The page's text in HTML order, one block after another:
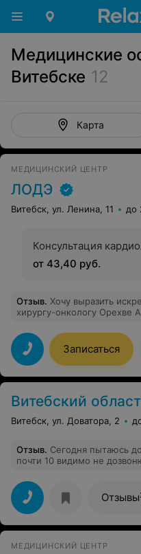
Медицинские
Витебске 12
Карта
МЕДИЦИНСКИЙ ЦЕНТР
ЛОДЭ
Витебск, ул. Ленина, 11 до
Консультация
от 43,40 руб.
Отзыв. Хочу выразить
хирургу-онкологу Орехве
профессионализм и чуткое
осмотра, выполнения
выслушал мои жалобы и
возникшие вопросы.
безболезненно,
медсестру, которая
протяжении всего
поддержка сделали этот
за вашу работу и
Записаться
Витебский областной
Витебск, ул. Доватора, 2
Отзыв. Сегодня пытаюсь
почти 10 видимо не дозвонюсь... Я так понимаю
этим бороться...
Отзывы
МЕДИЦИНСКИЙ ЦЕНТР